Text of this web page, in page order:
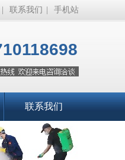
联系我们 手机站
联系我们